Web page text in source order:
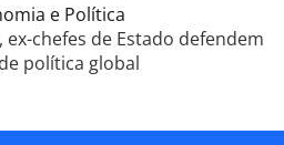
e Política
ex-chefes de Estado defendem
política global